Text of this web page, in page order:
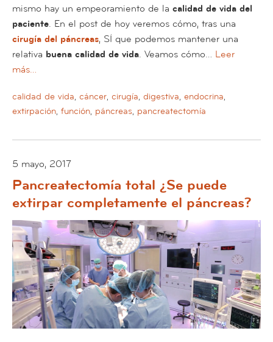
mismo hay un empeoramiento de la calidad de vida del
paciente. En el post de hoy veremos cómo, tras una
cirugía del páncreas, SÍ que podemos mantener una
relativa buena calidad de vida. Veamos cómo… Leer
más…
calidad de vida, cáncer, cirugía, digestiva, endocrina,
extirpación, función, páncreas, pancreatectomía
5 mayo, 2017
Pancreatectomía total ¿Se puede
extirpar completamente el páncreas?